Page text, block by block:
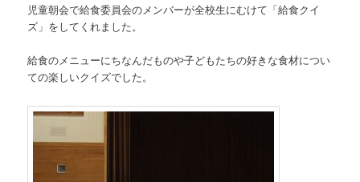
児童朝会で給食委員会のメンバーが全校生にむけて「給食クイ
ズ」をしてくれました。
給食のメニューにちなんだものや子どもたちの好きな食材につい
ての楽しいクイズでした。